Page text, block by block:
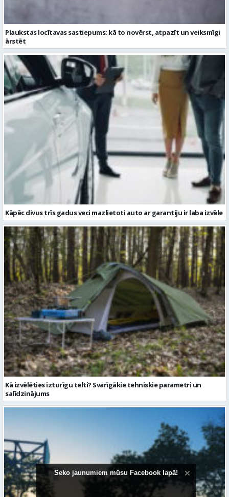
Plaukstas locītavas sastiepums: kā to novērst, atpazīt un veiksmīgi
ārstēt
Kāpēc divus trīs gadus veci mazlietoti auto ar garantiju ir laba izvēle
Kā izvēlēties izturīgu telti? Svarīgākie tehniskie parametri un
salīdzinājums
Seko jaunumiem mūsu Facebook lapā!